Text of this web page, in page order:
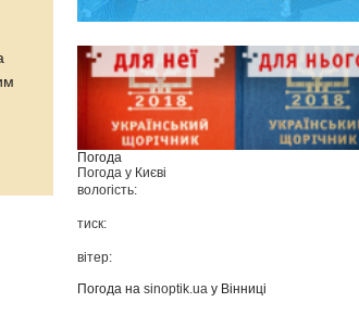
Погода
Погода у Києві
вологість:
тиск:
вітер:
Погода наsinoptik.ua у Вінниці